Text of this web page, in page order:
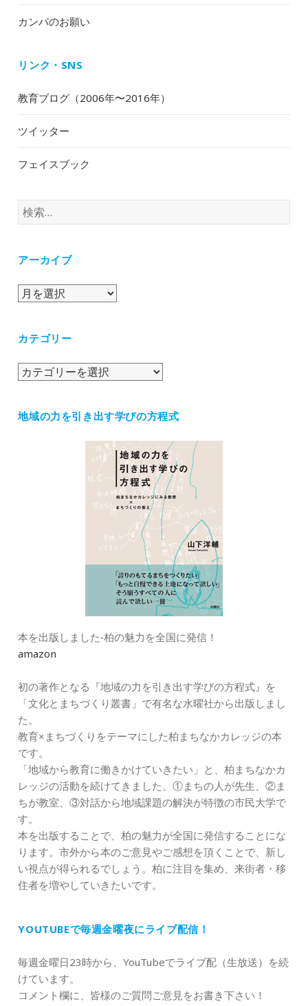
カンパのお願い
リンク・SNS
教育ブログ（2006年〜2016年）
ツイッター
フェイスブック
検
索:
アーカイブ
ア
イ
カテゴリー
カ
リ
地域の力を引き出す学びの方程式
本を出版しました‐柏の魅力を全国に発信！
amazon
初の著作となる『地域の力を引き出す学びの方程式』を
「文化とまちづくり叢書」で有名な水曜社から出版しまし
た。
教育×まちづくりをテーマにした柏まちなかカレッジの本
です。
「地域から教育に働きかけていきたい」と、柏まちなかカ
レッジの活動を続けてきました。①まちの人が先生、②ま
ちが教室、③対話から地域課題の解決が特徴の市民大学で
す。
本を出版することで、柏の魅力が全国に発信することにな
ります。市外から本のご意見やご感想を頂くことで、新し
い視点が得られるでしょう。柏に注目を集め、来街者・移
住者を増やしていきたいです。
YOUTUBEで毎週金曜夜にライブ配信！
毎週金曜日23時から、YouTubeでライブ配（生放送）を続
けています。
コメント欄に、皆様のご質問ご意見をお書き下さい！